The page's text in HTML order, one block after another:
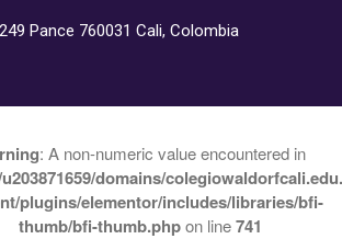
Pedagogía
Pedagogía Waldorf
Plan de estudios Waldorf
Pance 760031 Cali, Colombia
: A non-numeric value encountered in
domains/
plugins/elementor/includes/libraries/bfi-
thumb/bfi-thumb.phpon line741